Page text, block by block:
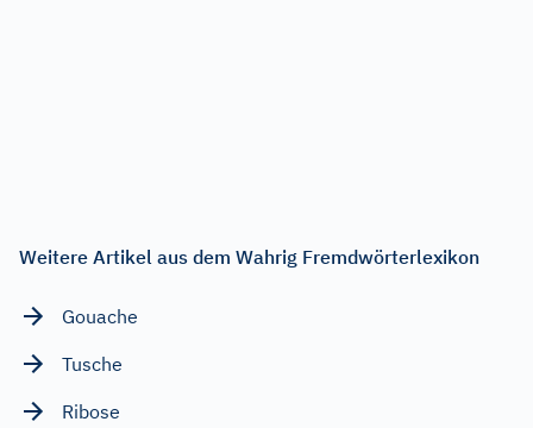
Weitere Artikel aus dem Wahrig Fremdwörterlexikon
Gouache
Tusche
Ribose